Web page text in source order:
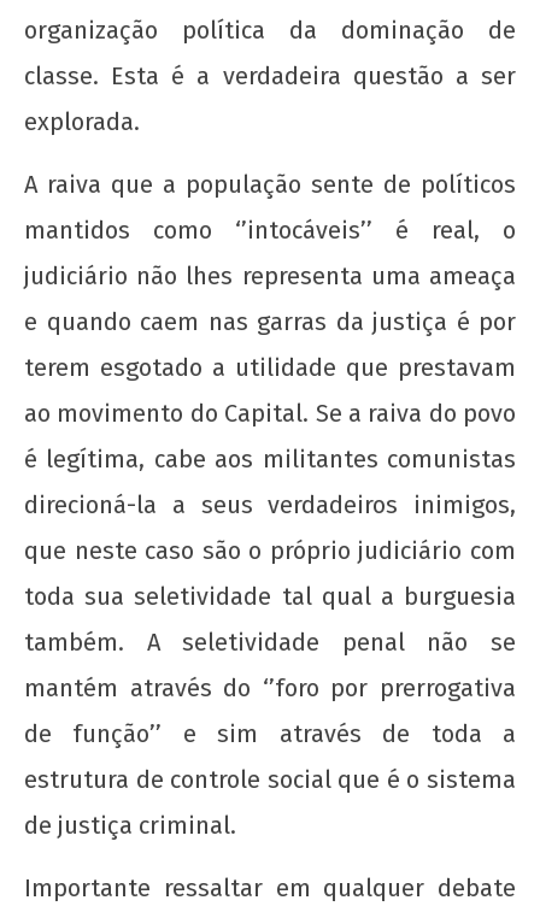
organização política da dominação de
classe. Esta é a verdadeira questão a ser
explorada.
A raiva que a população sente de políticos
mantidos como ‘’intocáveis’’ é real, o
judiciário não lhes representa uma ameaça
e quando caem nas garras da justiça é por
terem esgotado a utilidade que prestavam
ao movimento do Capital. Se a raiva do povo
é legítima, cabe aos militantes comunistas
direcioná-la a seus verdadeiros inimigos,
que neste caso são o próprio judiciário com
toda sua seletividade tal qual a burguesia
também. A seletividade penal não se
mantém através do ‘’foro por prerrogativa
de função’’ e sim através de toda a
estrutura de controle social que é o sistema
de justiça criminal.
Importante ressaltar em qualquer debate